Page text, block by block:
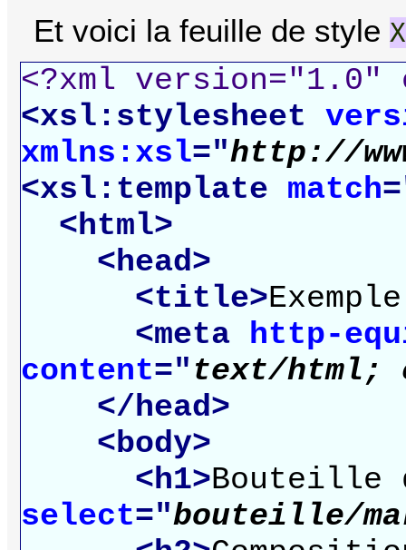
Et voici la feuille de style
<?xml version="1.0"
<xsl:stylesheet
xmlns:xsl="http://
<xsl:template match
<html>
<head>
<title>
<meta http-
content=" text/html;
</head>
<body>
<h1>Bouteille
select="bouteille/